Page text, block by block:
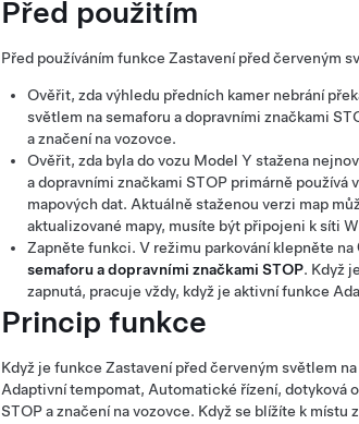
Před použitím
Před používáním funkce Zastavení před červeným
Ověřit, zda výhledu předních kamer nebrání
světlem na semaforu a dopravními značkami
a značení na vozovce.
Ověřit, zda byla do vozu Model Y stažena
a dopravními značkami STOP primárně
mapových dat. Aktuálně staženou verzi map
aktualizované mapy, musíte být připojeni k síti
Zapněte funkci. V režimu parkování klepněte na
semaforu a dopravními značkami STOP. Když
zapnutá, pracuje vždy, když je aktivní funkce
Princip funkce
Když je funkce Zastavení před červeným světlem
Adaptivní tempomat, Automatické řízení, dotyková
STOP a značení na vozovce. Když se blížíte k místu